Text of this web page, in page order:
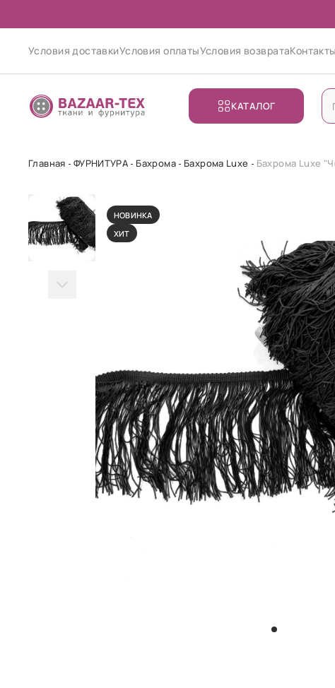
Условия доставкиУсловия оплатыУсловия возвратаКонтакты
КАТАЛОГ
Главная ФУРНИТУРА Бахрома Бахрома Luxe Бахрома Luxe
НОВИНКА
ХИТ